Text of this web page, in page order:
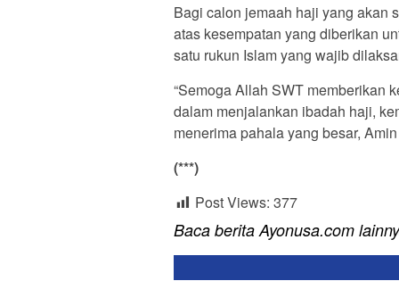
Bagi calon jemaah haji yang akan
atas kesempatan yang diberikan
satu rukun Islam yang wajib
“Semoga Allah SWT memberikan
dalam menjalankan ibadah haji,
menerima pahala yang besar,
(***)
Post Views: 377
Baca berita Ayonusa.com